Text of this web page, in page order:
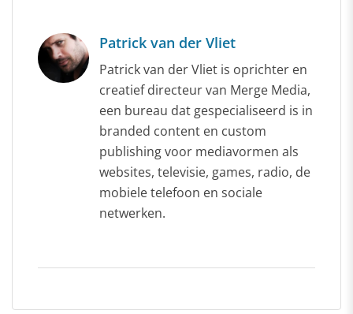
Patrick van der Vliet
Patrick van der Vliet is oprichter en
creatief directeur van Merge Media,
een bureau dat gespecialiseerd is in
branded content en custom
publishing voor mediavormen als
websites, televisie, games, radio, de
mobiele telefoon en sociale
netwerken.